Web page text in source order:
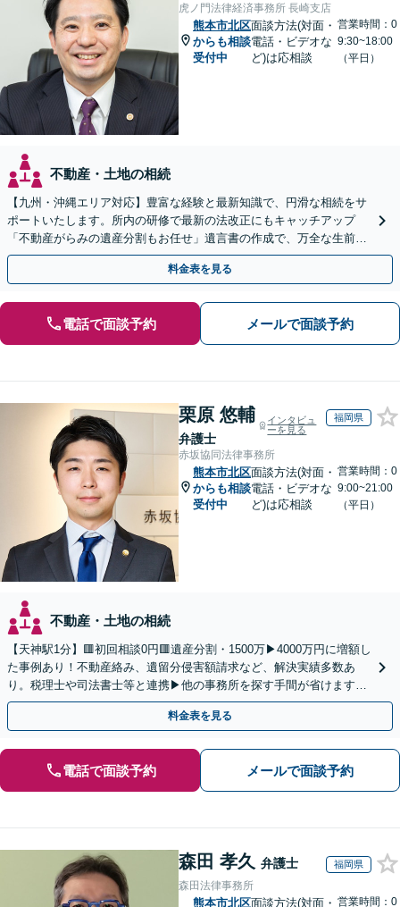
虎ノ門法律経済事務所 長崎支店
熊本市北区
からも相談
受付中
面談方法(対面・
電話・ビデオな
ど)は応相談
営業時間：0
9:30~18:00
（平日）
不動産・土地の相続
【九州・沖縄エリア対応】豊富な経験と最新知識で、円滑な相続をサ
ポートいたします。所内の研修で最新の法改正にもキャッチアップ
「不動産がらみの遺産分割もお任せ」遺言書の作成で、万全な生前対
策をおこないましょう【夜間・休日面談可】
料金表を見る
電話で面談予約 メールで面談予約
栗原 悠輔
弁護士
インタビュ
ーを見る
福岡県
赤坂協同法律事務所
熊本市北区
からも相談
受付中
面談方法(対面・
電話・ビデオな
ど)は応相談
営業時間：0
9:00~21:00
（平日）
不動産・土地の相続
【天神駅1分】🟥初回相談0円🟥遺産分割・1500万▶4000万円に増額し
た事例あり！不動産絡み、遺留分侵害額請求など、解決実績多数あ
り。税理士や司法書士等と連携▶他の事務所を探す手間が省けます！
不動産会社と連携し無料査定&財産調査も◎
料金表を見る
電話で面談予約 メールで面談予約
森田 孝久 弁護士 福岡県
森田法律事務所
熊本市北区面談方法(対面・ 営業時間：0